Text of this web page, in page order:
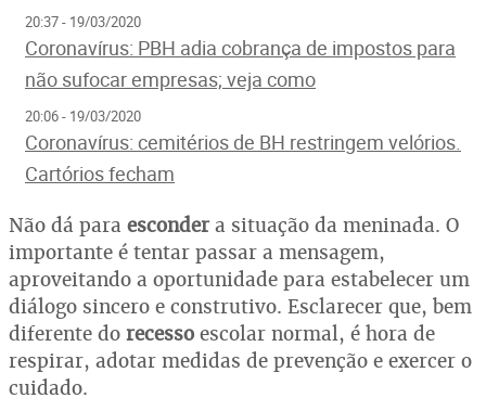
20:37 - 19/03/2020
Coronavírus: PBH adia cobrança de impostos para
não sufocar empresas; veja como
20:06 - 19/03/2020
Coronavírus: cemitérios de BH restringem velórios.
Cartórios fecham
Não dá para esconder a situação da meninada. O
importante é tentar passar a mensagem,
aproveitando a oportunidade para estabelecer um
diálogo sincero e construtivo. Esclarecer que, bem
diferente do recesso escolar normal, é hora de
respirar, adotar medidas de prevenção e exercer o
cuidado.